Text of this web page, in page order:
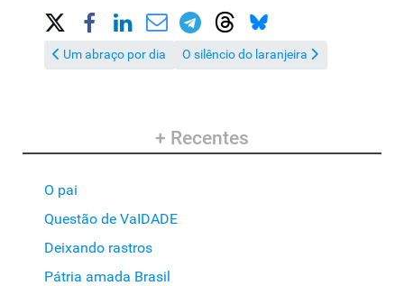
Share on Social Media
Artigo anterior: Um abraço por dia
Um abraço por dia Próximo artigo: O silêncio do laranjeira
O silêncio do laranjeira
+ Recentes
O pai
Questão de VaIDADE
Deixando rastros
Pátria amada Brasil